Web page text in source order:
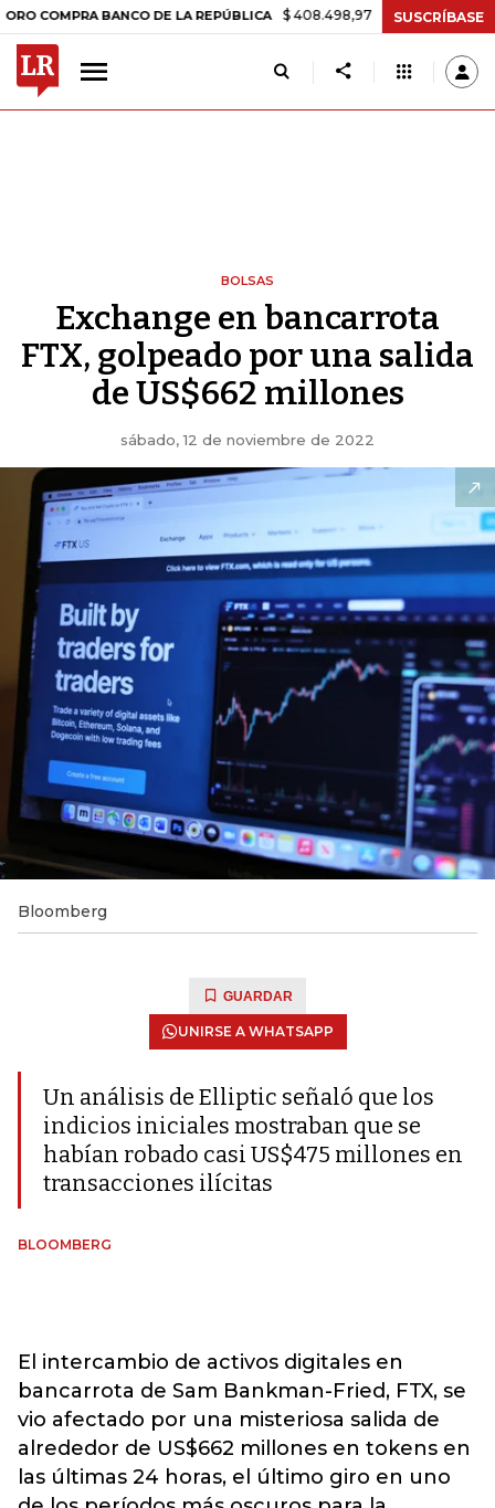
BANCO DE LA REPÚBLICA $ 408.498,97 +$ 8.753,81 +2,19%
SUSCRÍBASE
BOLSAS
Exchange en bancarrota
FTX, golpeado por una salida
de US$662 millones
sábado, 12 de noviembre de 2022
Bloomberg
GUARDAR
UNIRSE A WHATSAPP
Un análisis de Elliptic señaló que los
indicios iniciales mostraban que se
habían robado casi US$475 millones en
transacciones ilícitas
BLOOMBERG
El intercambio de activos digitales en
bancarrota de Sam Bankman-Fried, FTX, se
vio afectado por una misteriosa salida de
alrededor de US$662 millones en tokens en
las últimas 24 horas, el último giro en uno